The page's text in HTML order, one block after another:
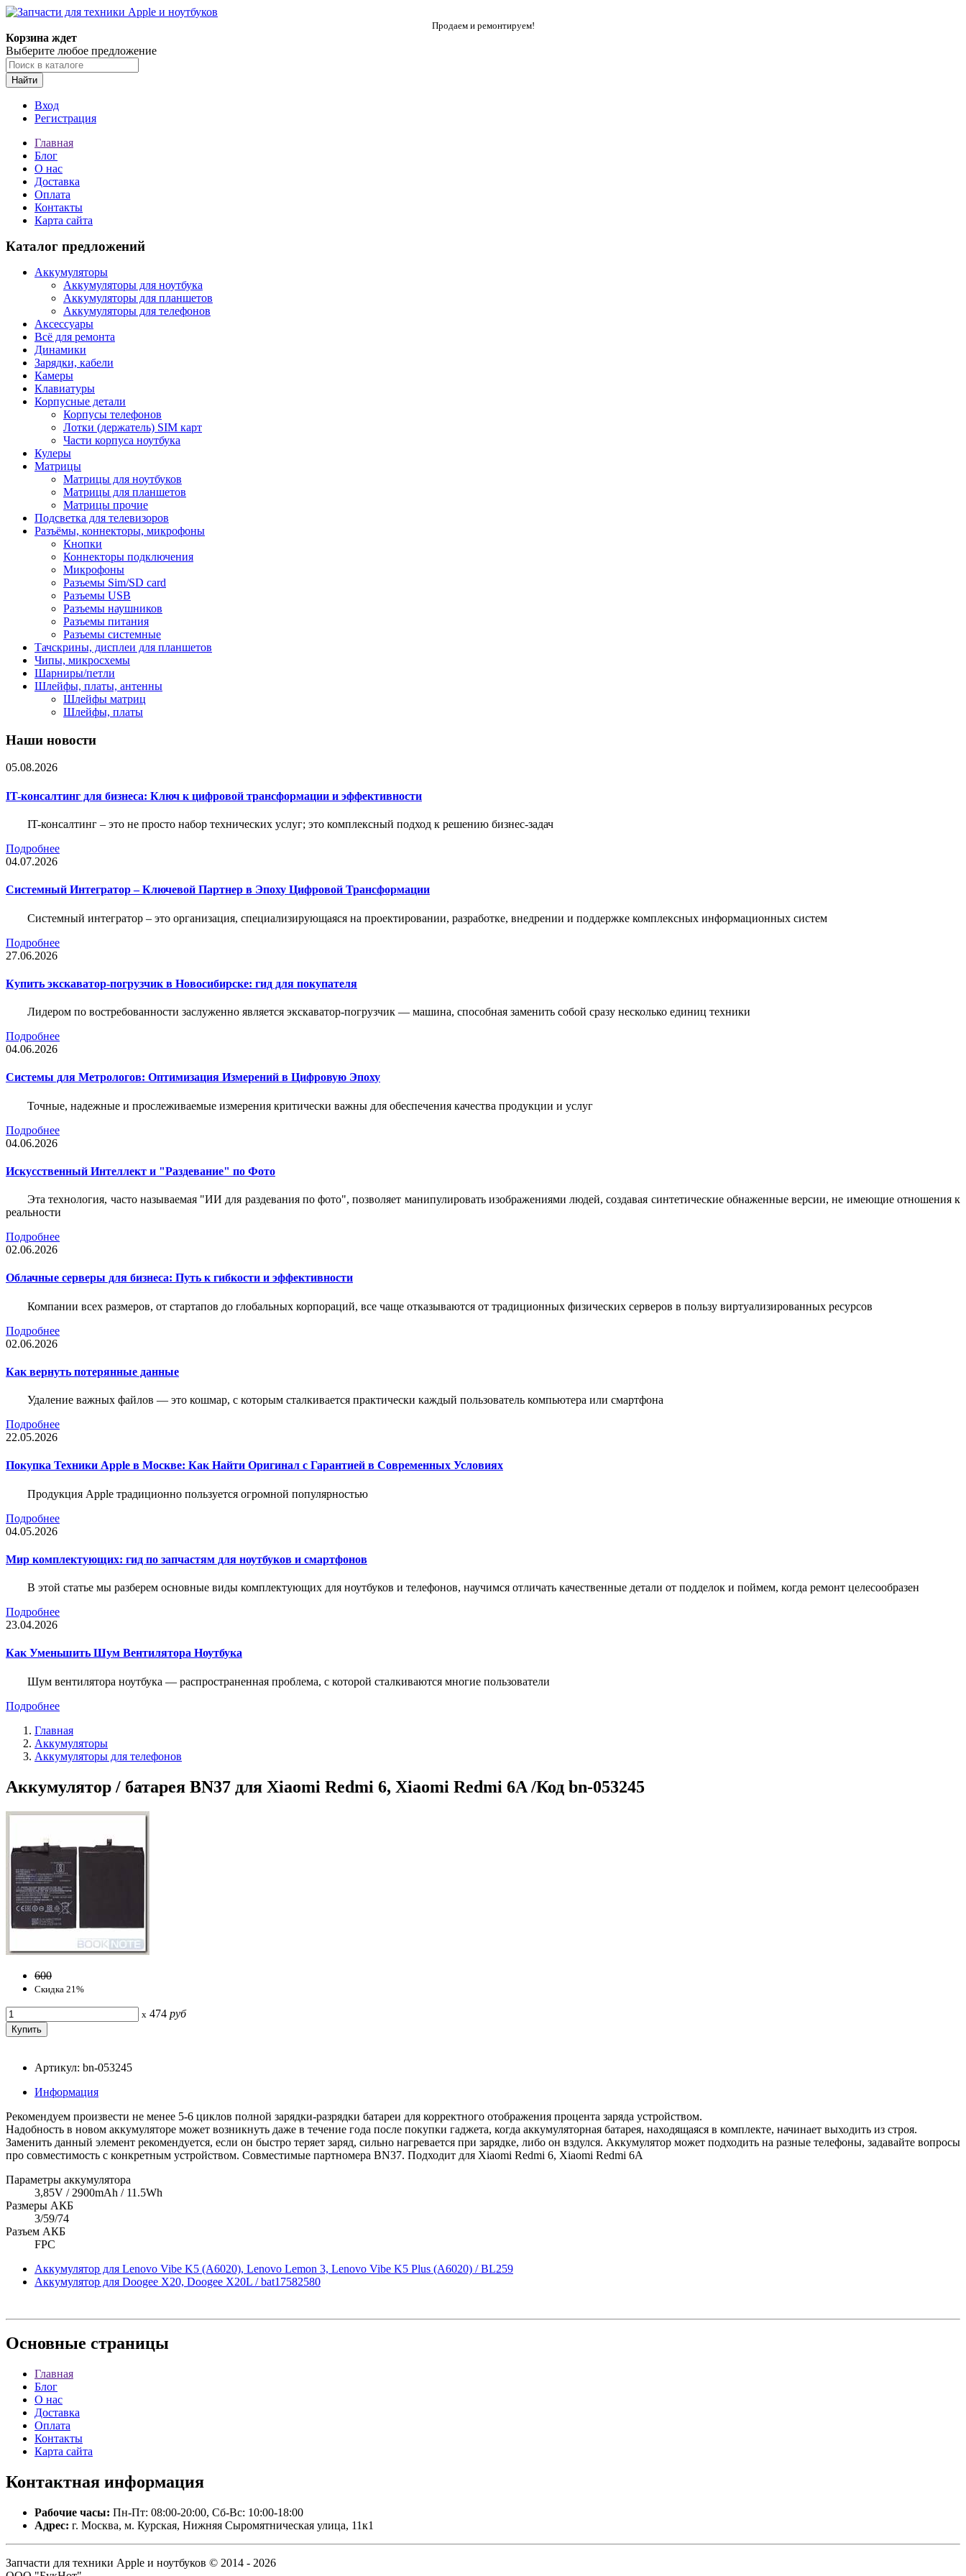
Продаем и ремонтируем!
Корзина ждет
Выберите любое предложение
Найти
Вход
Регистрация
Главная
Блог
О нас
Доставка
Оплата
Контакты
Карта сайта
Каталог предложений
Аккумуляторы
Аккумуляторы для ноутбука
Аккумуляторы для планшетов
Аккумуляторы для телефонов
Аксессуары
Всё для ремонта
Динамики
Зарядки, кабели
Камеры
Клавиатуры
Корпусные детали
Корпусы телефонов
Лотки (держатель) SIM карт
Части корпуса ноутбука
Кулеры
Матрицы
Матрицы для ноутбуков
Матрицы для планшетов
Матрицы прочие
Подсветка для телевизоров
Разъёмы, коннекторы, микрофоны
Кнопки
Коннекторы подключения
Микрофоны
Разъемы Sim/SD card
Разъемы USB
Разъемы наушников
Разъемы питания
Разъемы системные
Тачскрины, дисплеи для планшетов
Чипы, микросхемы
Шарниры/петли
Шлейфы, платы, антенны
Шлейфы матриц
Шлейфы, платы
Наши новости
05.08.2026
IT-консалтинг для бизнеса: Ключ к цифровой трансформации и эффективности
IT-консалтинг – это не просто набор технических услуг; это комплексный подход к решению бизнес-задач
Подробнее
04.07.2026
Системный Интегратор – Ключевой Партнер в Эпоху Цифровой Трансформации
Системный интегратор – это организация, специализирующаяся на проектировании, разработке, внедрении и поддержке комплексных информационных систем
Подробнее
27.06.2026
Купить экскаватор-погрузчик в Новосибирске: гид для покупателя
Лидером по востребованности заслуженно является экскаватор-погрузчик — машина, способная заменить собой сразу несколько единиц техники
Подробнее
04.06.2026
Системы для Метрологов: Оптимизация Измерений в Цифровую Эпоху
Точные, надежные и прослеживаемые измерения критически важны для обеспечения качества продукции и услуг
Подробнее
04.06.2026
Искусственный Интеллект и "Раздевание" по Фото
Эта технология, часто называемая "ИИ для раздевания по фото", позволяет манипулировать изображениями людей, создавая синтетические обнаженные версии, не имеющие отношения к
реальности
Подробнее
02.06.2026
Облачные серверы для бизнеса: Путь к гибкости и эффективности
Компании всех размеров, от стартапов до глобальных корпораций, все чаще отказываются от традиционных физических серверов в пользу виртуализированных ресурсов
Подробнее
02.06.2026
Как вернуть потерянные данные
Удаление важных файлов — это кошмар, с которым сталкивается практически каждый пользователь компьютера или смартфона
Подробнее
22.05.2026
Покупка Техники Apple в Москве: Как Найти Оригинал с Гарантией в Современных Условиях
Продукция Apple традиционно пользуется огромной популярностью
Подробнее
04.05.2026
Мир комплектующих: гид по запчастям для ноутбуков и смартфонов
В этой статье мы разберем основные виды комплектующих для ноутбуков и телефонов, научимся отличать качественные детали от подделок и поймем, когда ремонт целесообразен
Подробнее
23.04.2026
Как Уменьшить Шум Вентилятора Ноутбука
Шум вентилятора ноутбука — распространенная проблема, с которой сталкиваются многие пользователи
Подробнее
Главная
Аккумуляторы
Аккумуляторы для телефонов
Аккумулятор / батарея BN37 для Xiaomi Redmi 6, Xiaomi Redmi 6A /Код bn-053245
600
Скидка 21%
x 474 руб
Артикул: bn-053245
Информация
Рекомендуем произвести не менее 5-6 циклов полной зарядки-разрядки батареи для корректного отображения процента заряда устройством.
Надобность в новом аккумуляторе может возникнуть даже в течение года после покупки гаджета, когда аккумуляторная батарея, находящаяся в комплекте, начинает выходить из строя.
Заменить данный элемент рекомендуется, если он быстро теряет заряд, сильно нагревается при зарядке, либо он вздулся. Аккумулятор может подходить на разные телефоны, задавайте вопросы
про совместимость с конкретным устройством. Совместимые партномера BN37. Подходит для Xiaomi Redmi 6, Xiaomi Redmi 6A
Параметры аккумулятора
3,85V / 2900mAh / 11.5Wh
Размеры АКБ
3/59/74
Разъем АКБ
FPC
Аккумулятор для Lenovo Vibe K5 (A6020), Lenovo Lemon 3, Lenovo Vibe K5 Plus (A6020) / BL259
Аккумулятор для Doogee X20, Doogee X20L / bat17582580
Основные страницы
Главная
Блог
О нас
Доставка
Оплата
Контакты
Карта сайта
Контактная информация
Рабочие часы: Пн-Пт: 08:00-20:00, Сб-Вс: 10:00-18:00
Адрес: г. Москва, м. Курская, Нижняя Сыромятническая улица, 11к1
Запчасти для техники Apple и ноутбуков © 2014 - 2026